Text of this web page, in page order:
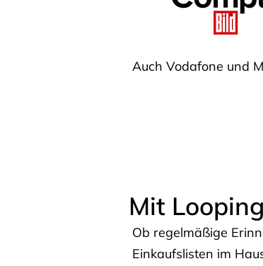
Auch Vodafone und
Mit
Ob regelmäßige
Einkaufslisten im